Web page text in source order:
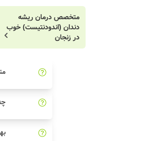
متخصص درمان ریشه
دندان (اندودنتیست) خوب
در زنجان